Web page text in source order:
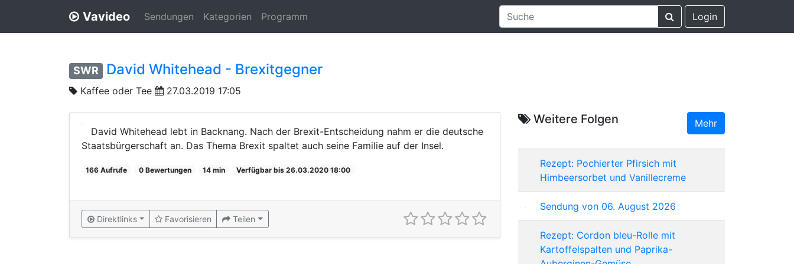
Vavideo Sendungen Kategorien Programm Login
SWR David Whitehead - Brexitgegner
Kaffee oder Tee 27.03.2019 17:05
David Whitehead lebt in Backnang. Nach der Brexit-Entscheidung nahm er die deutsche
Staatsbürgerschaft an. Das Thema Brexit spaltet auch seine Familie auf der Insel.
166 Aufrufe 0 Bewertungen 14 min Verfügbar bis 26.03.2020 18:00
Direktlinks Favorisieren Teilen
Weitere Folgen Mehr
Rezept: Pochierter Pfirsich mit
Himbeersorbet und Vanillecreme
Sendung von 06. August 2026
Rezept: Cordon bleu-Rolle mit
Kartoffelspalten und Paprika-